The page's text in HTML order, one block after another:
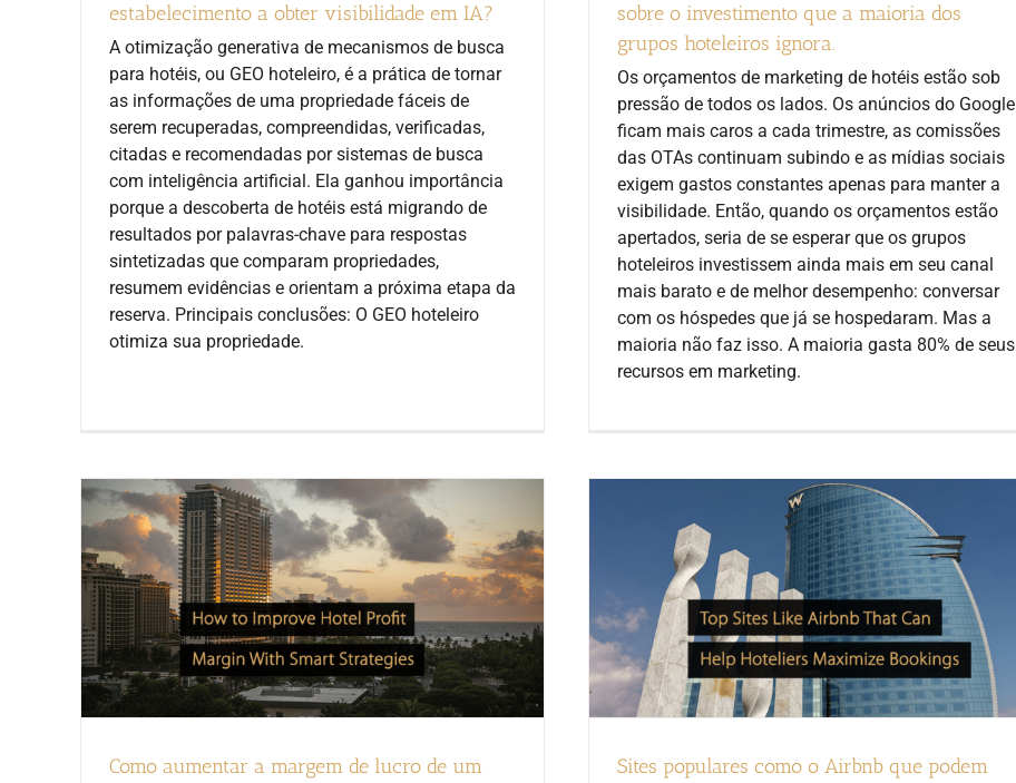
estabelecimento a obter visibilidade em IA?
A otimização generativa de mecanismos de busca
para hotéis, ou GEO hoteleiro, é a prática de tornar
as informações de uma propriedade fáceis de
serem recuperadas, compreendidas, verificadas,
citadas e recomendadas por sistemas de busca
com inteligência artificial. Ela ganhou importância
porque a descoberta de hotéis está migrando de
resultados por palavras-chave para respostas
sintetizadas que comparam propriedades,
resumem evidências e orientam a próxima etapa da
reserva. Principais conclusões: O GEO hoteleiro
otimiza sua propriedade.
sobre o investimento que a maioria dos
grupos hoteleiros ignora.
Os orçamentos de marketing de hotéis estão sob
pressão de todos os lados. Os anúncios do Google
ficam mais caros a cada trimestre, as comissões
das OTAs continuam subindo e as mídias sociais
exigem gastos constantes apenas para manter a
visibilidade. Então, quando os orçamentos estão
apertados, seria de se esperar que os grupos
hoteleiros investissem ainda mais em seu canal
mais barato e de melhor desempenho: conversar
com os hóspedes que já se hospedaram. Mas a
maioria não faz isso. A maioria gasta 80% de seus
recursos em marketing.
Como aumentar a margem de lucro de um
Sites populares como o Airbnb que podem